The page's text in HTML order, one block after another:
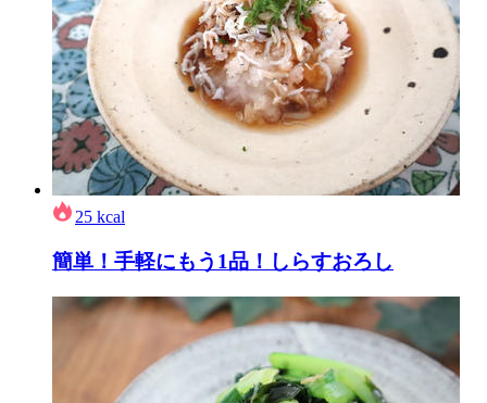
25 kcal
簡単！手軽にもう1品！しらすおろし